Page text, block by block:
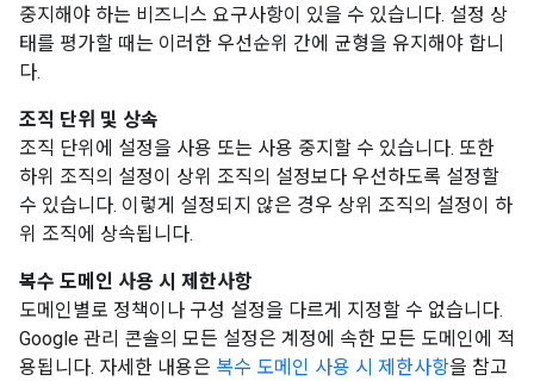
중지해야 하는 비즈니스 요구사항이 있을 수 있습니다. 설정 상
태를 평가할 때는 이러한 우선순위 간에 균형을 유지해야 합니
다.
조직 단위 및 상속
조직 단위에 설정을 사용 또는 사용 중지할 수 있습니다. 또한
하위 조직의 설정이 상위 조직의 설정보다 우선하도록 설정할
수 있습니다. 이렇게 설정되지 않은 경우 상위 조직의 설정이 하
위 조직에 상속됩니다.
복수 도메인 사용 시 제한사항
도메인별로 정책이나 구성 설정을 다르게 지정할 수 없습니다.
Google 관리 콘솔의 모든 설정은 계정에 속한 모든 도메인에 적
용됩니다. 자세한 내용은 복수 도메인 사용 시 제한사항을 참고